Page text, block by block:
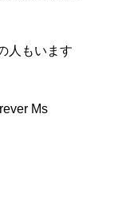
人もいます
Ms